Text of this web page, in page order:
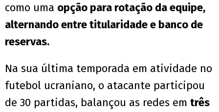
como uma opção para rotação da equipe,
alternando entre titularidade e banco de
reservas.
Na sua última temporada em atividade no
futebol ucraniano, o atacante participou
de 30 partidas, balançou as redes em três